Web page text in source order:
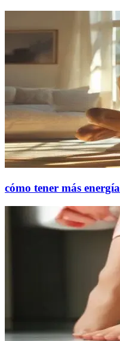
cómo tener más energía